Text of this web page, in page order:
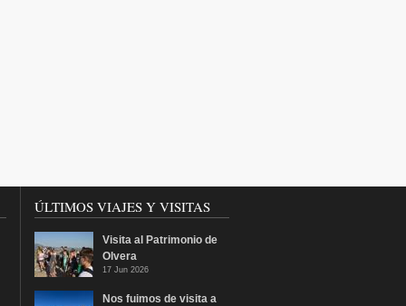
ÚLTIMOS VIAJES Y VISITAS
Visita al Patrimonio de
Olvera
17 Jun 2026
Nos fuimos de visita a